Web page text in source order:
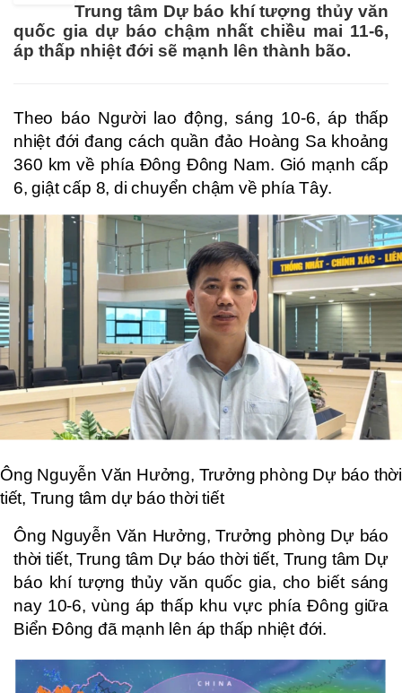
Trung tâm Dự báo khí tượng thủy văn
quốc gia dự báo chậm nhất chiều mai 11-6,
áp thấp nhiệt đới sẽ mạnh lên thành bão.
Theo báo Người lao động, sáng 10-6, áp thấp
nhiệt đới đang cách quần đảo Hoàng Sa khoảng
360 km về phía Đông Đông Nam. Gió mạnh cấp
6, giật cấp 8, di chuyển chậm về phía Tây.
Ông Nguyễn Văn Hưởng, Trưởng phòng Dự báo thời
tiết, Trung tâm dự báo thời tiết
Ông Nguyễn Văn Hưởng, Trưởng phòng Dự báo
thời tiết, Trung tâm Dự báo thời tiết, Trung tâm Dự
báo khí tượng thủy văn quốc gia, cho biết sáng
nay 10-6, vùng áp thấp khu vực phía Đông giữa
Biển Đông đã mạnh lên áp thấp nhiệt đới.